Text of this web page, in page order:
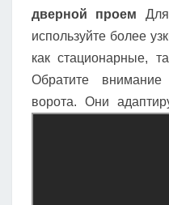
дверной проем
используйте более
как стационарные,
Обратите
ворота. Они